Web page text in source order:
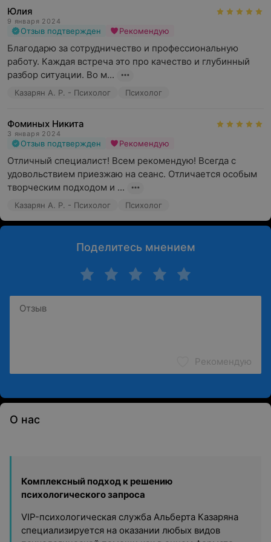
Юлия
9 января 2024
Отзыв подтвержден Рекомендую
Благодарю за сотрудничество и профессиональную
работу. Каждая встреча это про качество и глубинный
разбор ситуации. Во м...
Казарян А. Р. - Психолог Психолог
Фоминых Никита
3 января 2024
Отзыв подтвержден Рекомендую
Отличный специалист! Всем рекомендую! Всегда с
удовольствием приезжаю на сеанс. Отличается особым
творческим подходом и ...
Казарян А. Р. - Психолог Психолог
Поделитесь мнением
Рекомендую
О нас
Комплексный подход к решению
психологического запроса
VIP-психологическая служба Альберта Казаряна
специализируется на оказании любых видов